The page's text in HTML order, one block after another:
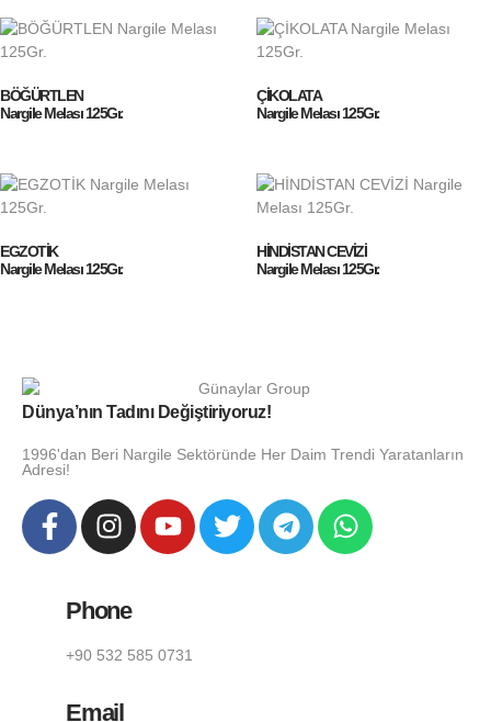
BÖĞÜRTLEN
Nargile Melası 125Gr.
ÇİKOLATA
Nargile Melası 125Gr.
EGZOTİK
Nargile Melası 125Gr.
HİNDİSTAN CEVİZİ
Nargile Melası 125Gr.
Dünya’nın Tadını Değiştiriyoruz!
1996'dan Beri Nargile Sektöründe Her Daim Trendi Yaratanların
Adresi!
Phone
+90 532 585 0731
Email